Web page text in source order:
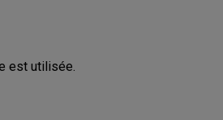
est utilisée.